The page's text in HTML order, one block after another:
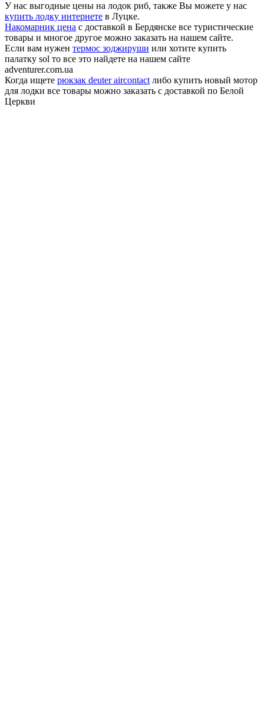
У нас выгодные цены на лодок риб, также Вы можете у нас
купить лодку интернете в Луцке.
Накомарник цена с доставкой в Бердянске все туристические
товары и многое другое можно заказать на нашем сайте.
Если вам нужен термос зоджируши или хотите купить
палатку sol то все это найдете на нашем сайте
adventurer.com.ua
Когда ищете рюкзак deuter aircontactлибо купить новый мотор
для лодки все товары можно заказать с доставкой по Белой
Церкви